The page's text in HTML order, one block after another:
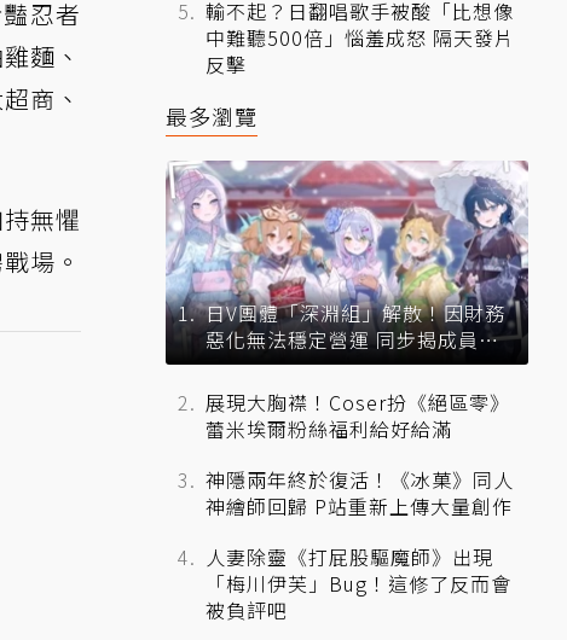
忍者
麵、
商、
無懼
場。
輸不起？日翻唱歌手被酸「比想像
中難聽500倍」惱羞成怒 隔天發片
反擊
最多瀏覽
日V團體「深淵組」解散！因財務
惡化無法穩定營運 同步揭成員未
來去向
展現大胸襟！Coser扮《絕區零》
蕾米埃爾粉絲福利給好給滿
神隱兩年終於復活！《冰菓》同人
神繪師回歸 P站重新上傳大量創作
人妻除靈《打屁股驅魔師》出現
「梅川伊芙」Bug！這修了反而會
被負評吧